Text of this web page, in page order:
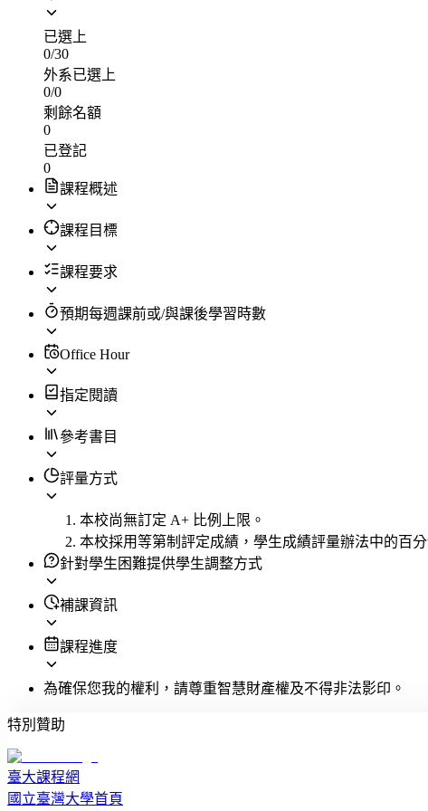
已選上
0/30
外系已選上
0/0
剩餘名額
0
已登記
0
課程概述
課程目標
課程要求
預期每週課前或/與課後學習時數
Office Hour
指定閱讀
參考書目
評量方式
本校尚無訂定 A+ 比例上限。
本校採用等第制評定成績，學生成績評量辦法中的百
針對學生困難提供學生調整方式
補課資訊
課程進度
為確保您我的權利，請尊重智慧財產權及不得非法影印。
特別贊助
臺大課程網
國立臺灣大學首頁